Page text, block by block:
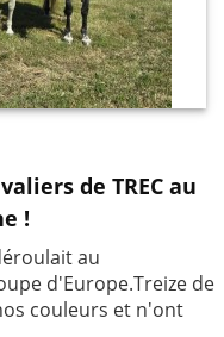
de TREC au
!
au
d'Europe.Treize de
couleurs et n'ont